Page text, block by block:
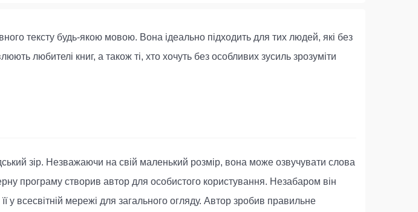
тексту будь-якою мовою. Вона ідеально підходить для тих людей, які без
любителі книг, а також ті, хто хочуть без особливих зусиль зрозуміти
зір. Незважаючи на свій маленький розмір, вона може озвучувати слова
програму створив автор для особистого користування. Незабаром він
всесвітній мережі для загального огляду. Автор зробив правильне